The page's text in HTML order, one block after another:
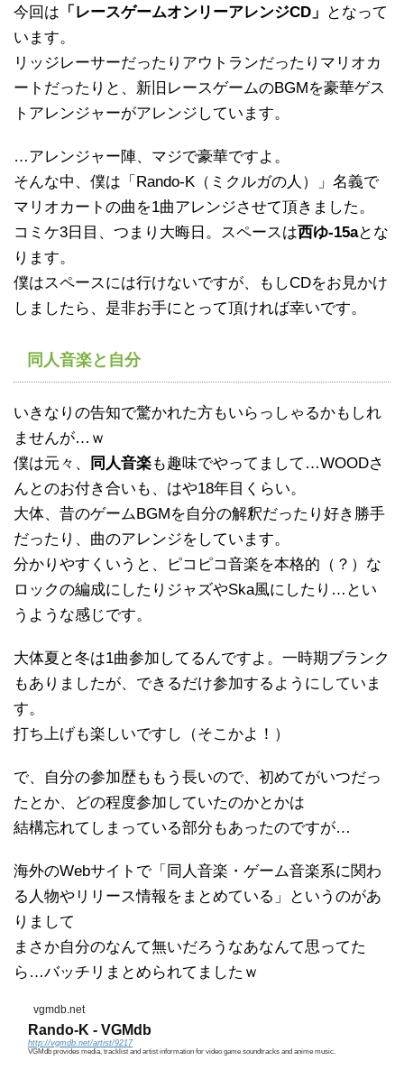
今回は 「レースゲームオンリーアレンジCD」
となって
います。
リッジレーサーだったりアウトランだったりマリオカ
ートだったりと、新旧レースゲームのBGMを豪華ゲス
トアレンジャーがアレンジしています。
…アレンジャー陣、マジで豪華ですよ。
そんな中、僕は「Rando-K（ミクルガの人）」名義で
マリオカートの曲を1曲アレンジさせて頂きました。
コミケ3日目、つまり大晦日。スペースは西ゆ-15aとな
ります。
僕はスペースには行けないですが、もしCDをお見かけ
しましたら、是非お手にとって頂ければ幸いです。
同人音楽と自分
いきなりの告知で驚かれた方もいらっしゃるかもしれ
ませんが…ｗ
僕は元々、
同人音楽も趣味でやってまして…WOODさ
んとのお付き合いも、はや18年目くらい。
大体、昔のゲームBGMを自分の解釈だったり好き勝手
だったり、曲のアレンジをしています。
分かりやすくいうと、ピコピコ音楽を本格的（？）な
ロックの編成にしたりジャズやSka風にしたり…とい
うような感じです。
大体夏と冬は1曲参加してるんですよ。一時期ブランク
もありましたが、できるだけ参加するようにしていま
す。
打ち上げも楽しいですし（そこかよ！）
で、自分の参加歴ももう長いので、初めてがいつだっ
たとか、どの程度参加していたのかとかは
結構忘れてしまっている部分もあったのですが…
海外のWebサイトで「同人音楽・ゲーム音楽系に関わ
る人物やリリース情報をまとめている」というのがあ
りまして
まさか自分のなんて無いだろうなあなんて思ってた
ら…バッチリまとめられてましたｗ
vgmdb.net
Rando-K - VGMdb
http://vgmdb.net/artist/9217
VGMdb provides media, tracklist and artist information for video game soundtracks and anime music.